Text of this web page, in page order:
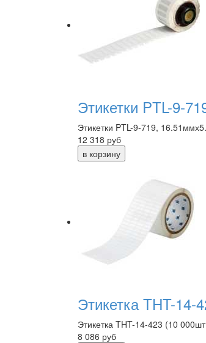
Этикетки PTL-9-
Этикетки PTL-9-719,
12 318 руб
Этикетка THT-14-
Этикетка THT-14-423 (10
8 086 руб